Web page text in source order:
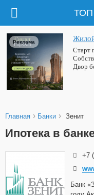
Старт
Двор
Реклама
Главная › Банки › Зенит
Ипотека в
+7
Банк